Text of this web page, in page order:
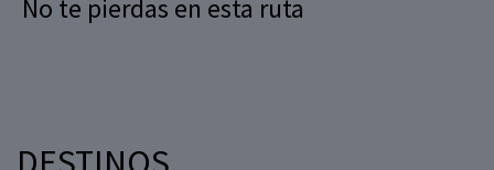
No te pierdas en esta ruta